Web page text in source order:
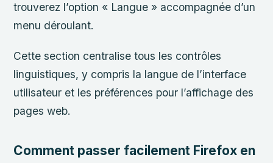
trouverez l’option « Langue » accompagnée d’un
menu déroulant.
Cette section centralise tous les contrôles
linguistiques, y compris la langue de l’interface
utilisateur et les préférences pour l’affichage des
pages web.
Comment passer facilement Firefox en